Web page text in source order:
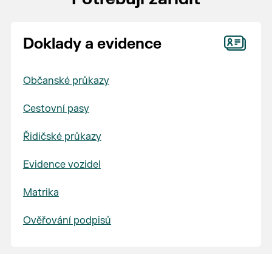
Doklady a evidence
Občanské průkazy
Cestovní pasy
Řidičské průkazy
Evidence vozidel
Matrika
Ověřování podpisů